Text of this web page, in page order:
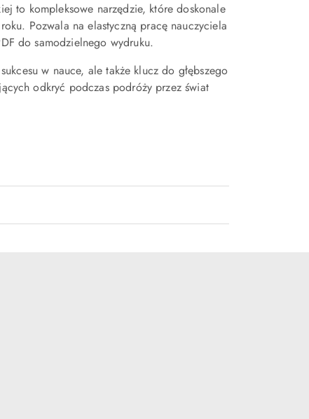
to kompleksowe narzędzie, które doskonale
Pozwala na elastyczną pracę nauczyciela
do samodzielnego wydruku.
w nauce, ale także klucz do głębszego
odkryć podczas podróży przez świat